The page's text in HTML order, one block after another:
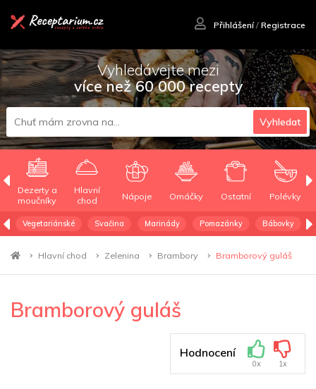
Přihlášení/ Registrace
Vyhledávejte mezi
více než 60 000 recepty
Vyhledat
Dezerty a
moučníky
Hlavní
chod
Nápoje Omáčky Ostatní Polévky
Vegetariánské Svačina Marinády Pomazánky Bábovky
Hlavní chod Zelenina Brambory Bramborový guláš
Bramborový guláš
Hodnocení
0x 1x